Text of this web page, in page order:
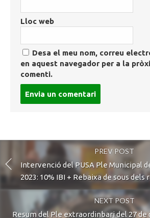
Lloc web
Desa el meu nom, correu
en aquest navegador per a la
comenti.
PREV POST
Intervenció del PUSA Ple Municipal
2023: 10% IBI + Rebaixa de sous
NEXT POST
Resum del Ple extraordinbari del 27